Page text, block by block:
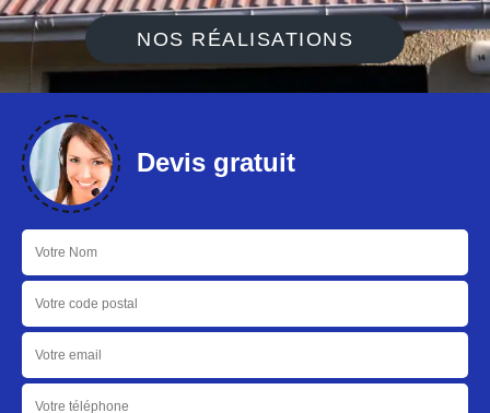
NOS RÉALISATIONS
Devis gratuit